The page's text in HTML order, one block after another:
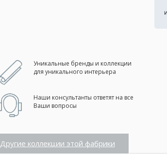
Уникальные бренды и коллекции
для уникального интерьера
Наши консультанты ответят на все
Ваши вопросы
Другие коллекции этой фабрики